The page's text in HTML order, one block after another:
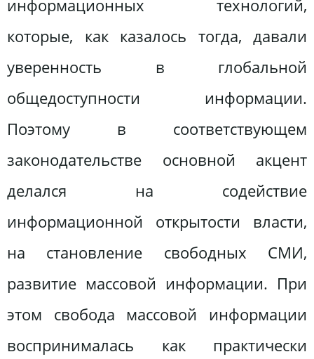
информационных технологий,
которые, как казалось тогда, давали
уверенность в глобальной
общедоступности информации.
Поэтому в соответствующем
законодательстве основной акцент
делался на содействие
информационной открытости власти,
на становление свободных СМИ,
развитие массовой информации. При
этом свобода массовой информации
воспринималась как практически